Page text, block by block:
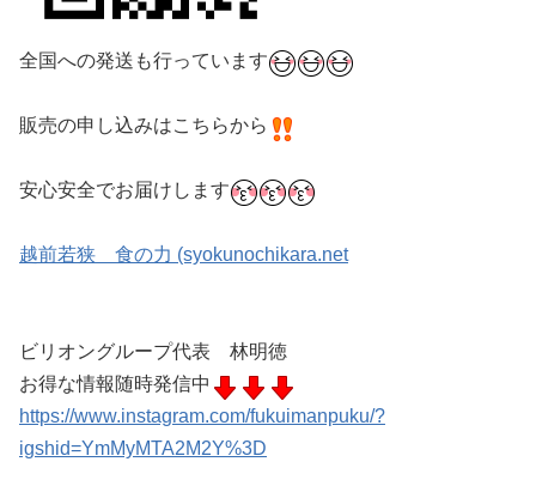
全国への発送も行っています
販売の申し込みはこちらから
安心安全でお届けします
越前若狭 食の力 (syokunochikara.net
ビリオングループ代表 林明徳
お得な情報随時発信中
https://www.instagram.com/fukuimanpuku/?
igshid=YmMyMTA2M2Y%3D